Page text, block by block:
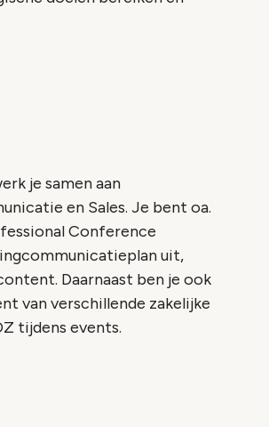
je samen aan
en Sales. Je bent oa.
Conference
uit,
Daarnaast ben je ook
van verschillende zakelijke
tijdens events.